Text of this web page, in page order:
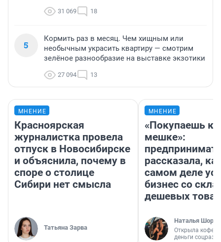
31 069 18
5
Кормить раз в месяц. Чем хищным или
необычным украсить квартиру — смотрим
зелёное разнообразие на выставке экзотики
27 094 13
МНЕНИЕ
Красноярская
журналистка провела
отпуск в Новосибирске
и объяснила, почему в
споре о столице
Сибири нет смысла
Татьяна Зарва
МНЕНИЕ
«Покупаешь
мешке»:
рассказала,
самом деле
бизнес со
дешевых
Наталья
Открыла
деньги